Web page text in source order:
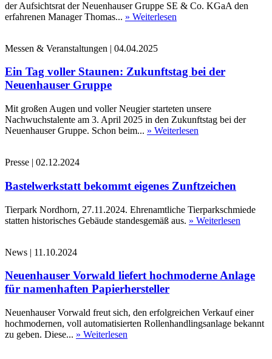
der Aufsichtsrat der Neuenhauser Gruppe SE & Co. KGaA den
erfahrenen Manager Thomas... » Weiterlesen
Messen & Veranstaltungen | 04.04.2025
Ein Tag voller Staunen: Zukunftstag bei der
Neuenhauser Gruppe
Mit großen Augen und voller Neugier starteten unsere
Nachwuchstalente am 3. April 2025 in den Zukunftstag bei der
Neuenhauser Gruppe. Schon beim... » Weiterlesen
Presse | 02.12.2024
Bastelwerkstatt bekommt eigenes Zunftzeichen
Tierpark Nordhorn, 27.11.2024. Ehrenamtliche Tierparkschmiede
statten historisches Gebäude standesgemäß aus. » Weiterlesen
News | 11.10.2024
Neuenhauser Vorwald liefert hochmoderne Anlage
für namenhaften Papierhersteller
Neuenhauser Vorwald freut sich, den erfolgreichen Verkauf einer
hochmodernen, voll automatisierten Rollenhandlingsanlage bekannt
zu geben. Diese... » Weiterlesen